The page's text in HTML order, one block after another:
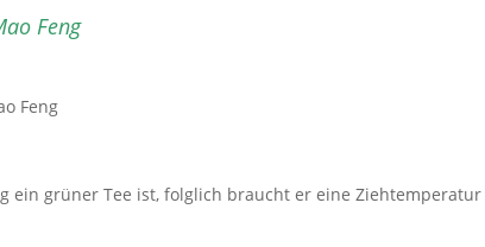
Feng
Feng
ein grüner Tee ist, folglich braucht er eine